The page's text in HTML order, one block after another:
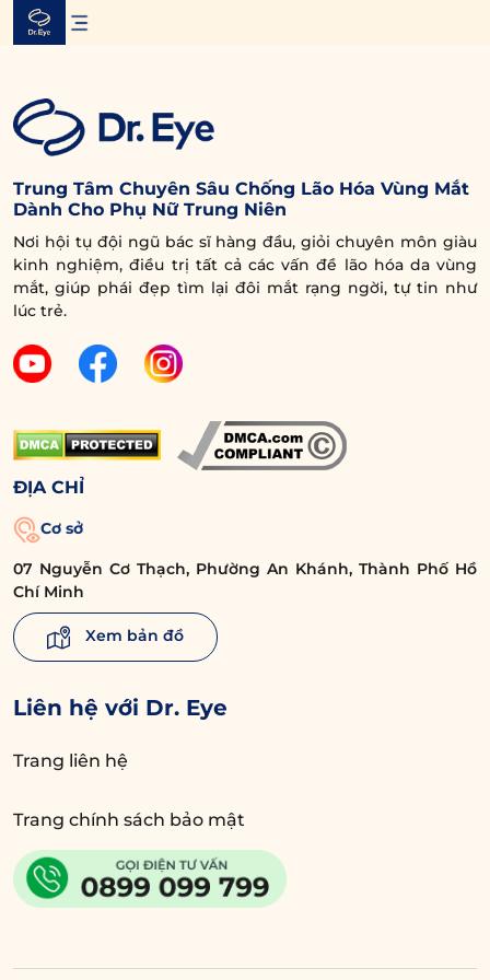
Skip
Trung Tâm Chuyên Sâu Chống Lão Hóa Vùng Mắt
Dành Cho Phụ Nữ Trung Niên
Nơi hội tụ đội ngũ bác sĩ hàng đầu, giỏi chuyên môn giàu
kinh nghiệm, điều trị tất cả các vấn đề lão hóa da vùng
mắt, giúp phái đẹp tìm lại đôi mắt rạng ngời, tự tin như
lúc trẻ.
ĐỊA CHỈ
Cơ sở
07 Nguyễn Cơ Thạch, Phường An Khánh, Thành Phố Hồ
Chí Minh
Xem bản đồ
Liên hệ với Dr. Eye
Trang liên hệ
Trang chính sách bảo mật